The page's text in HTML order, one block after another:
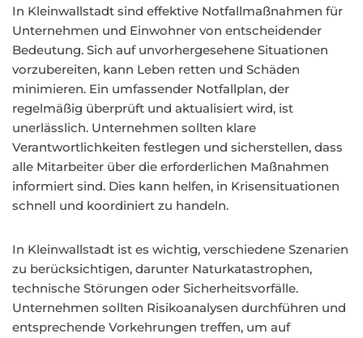
In Kleinwallstadt sind effektive Notfallmaßnahmen für
Unternehmen und Einwohner von entscheidender
Bedeutung. Sich auf unvorhergesehene Situationen
vorzubereiten, kann Leben retten und Schäden
minimieren. Ein umfassender Notfallplan, der
regelmäßig überprüft und aktualisiert wird, ist
unerlässlich. Unternehmen sollten klare
Verantwortlichkeiten festlegen und sicherstellen, dass
alle Mitarbeiter über die erforderlichen Maßnahmen
informiert sind. Dies kann helfen, in Krisensituationen
schnell und koordiniert zu handeln.
In Kleinwallstadt ist es wichtig, verschiedene Szenarien
zu berücksichtigen, darunter Naturkatastrophen,
technische Störungen oder Sicherheitsvorfälle.
Unternehmen sollten Risikoanalysen durchführen und
entsprechende Vorkehrungen treffen, um auf